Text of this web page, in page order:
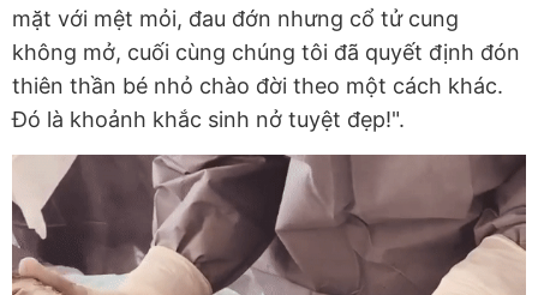
mặt với mệt mỏi, đau đớn nhưng cổ tử cung
không mở, cuối cùng chúng tôi đã quyết định đón
thiên thần bé nhỏ chào đời theo một cách khác.
Đó là khoảnh khắc sinh nở tuyệt đẹp!".